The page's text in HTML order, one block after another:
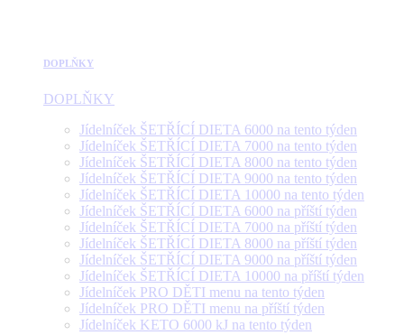
DOPLŇKY
DOPLŇKY
Jídelníček ŠETŘÍCÍ DIETA 6000 na tento týden
Jídelníček ŠETŘÍCÍ DIETA 7000 na tento týden
Jídelníček ŠETŘÍCÍ DIETA 8000 na tento týden
Jídelníček ŠETŘÍCÍ DIETA 9000 na tento týden
Jídelníček ŠETŘÍCÍ DIETA 10000 na tento týden
Jídelníček ŠETŘÍCÍ DIETA 6000 na příští týden
Jídelníček ŠETŘÍCÍ DIETA 7000 na příští týden
Jídelníček ŠETŘÍCÍ DIETA 8000 na příští týden
Jídelníček ŠETŘÍCÍ DIETA 9000 na příští týden
Jídelníček ŠETŘÍCÍ DIETA 10000 na příští týden
Jídelníček PRO DĚTI menu na tento týden
Jídelníček PRO DĚTI menu na příští týden
Jídelníček KETO 6000 kJ na tento týden